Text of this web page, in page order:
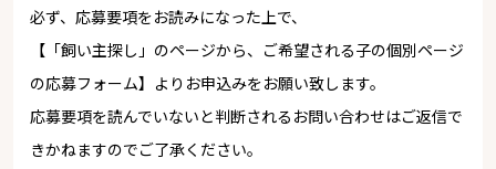
必ず、応募要項をお読みになった上で、
【「飼い主探し」のページから、ご希望される子の個別ページ
の応募フォーム】よりお申込みをお願い致します。
応募要項を読んでいないと判断されるお問い合わせはご返信で
きかねますのでご了承ください。